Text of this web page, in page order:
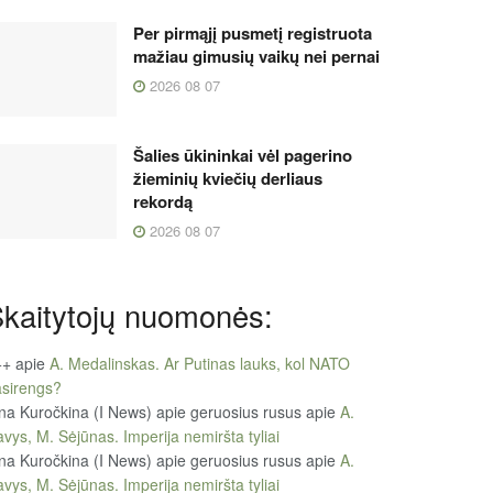
Per pirmąjį pusmetį registruota
mažiau gimusių vaikų nei pernai
2026 08 07
Šalies ūkininkai vėl pagerino
žieminių kviečių derliaus
rekordą
2026 08 07
nuomonės:
apie A. Medalinskas. Ar Putinas lauks, kol NATO
Kuročkina (I News) apie geruosius rusus apie A.
M. Sėjūnas. Imperija nemiršta tyliai
Kuročkina (I News) apie geruosius rusus apie A.
M. Sėjūnas. Imperija nemiršta tyliai